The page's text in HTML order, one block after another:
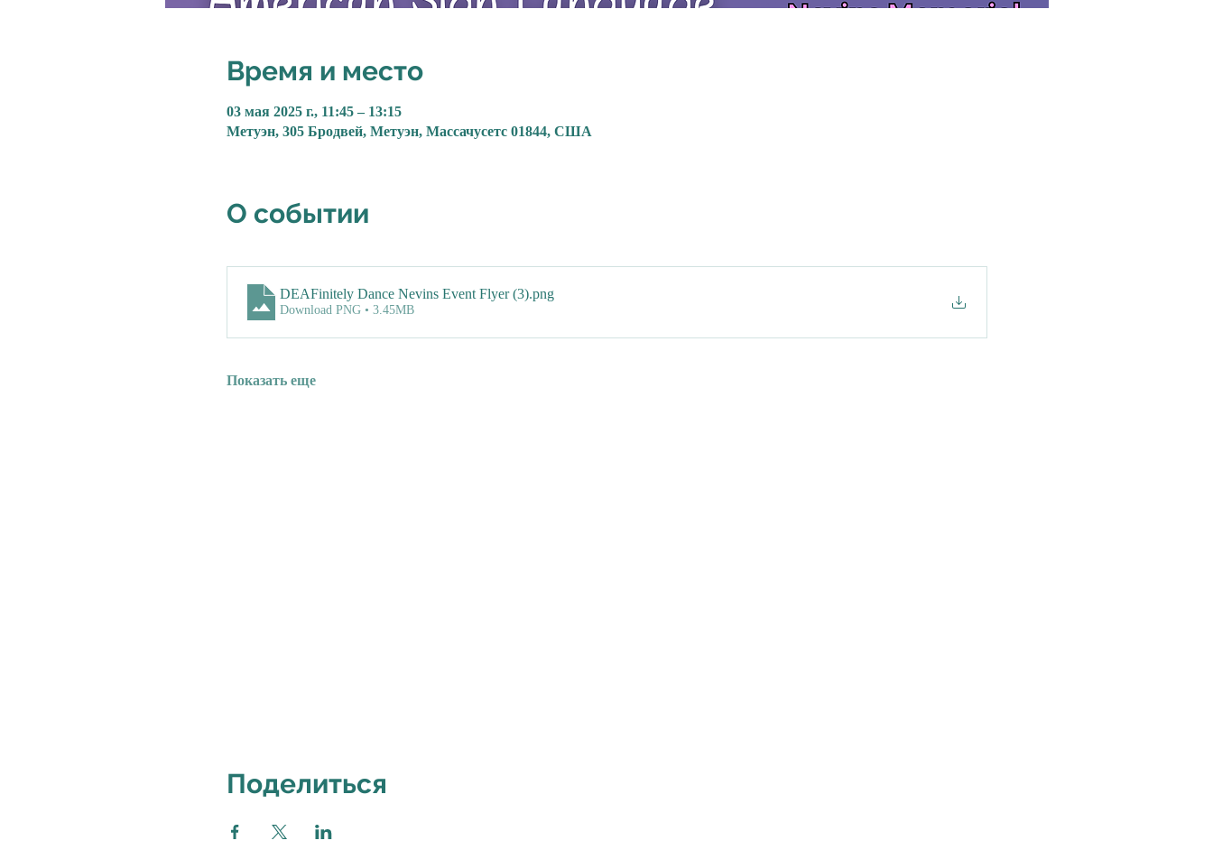
Время и место
03 мая 2025 г., 11:45 – 13:15
Метуэн, 305 Бродвей, Метуэн, Массачусетс 01844, США
О событии
DEAFinitely Dance Nevins Event Flyer (3).png
Download PNG • 3.45MB
Показать еще
Поделиться